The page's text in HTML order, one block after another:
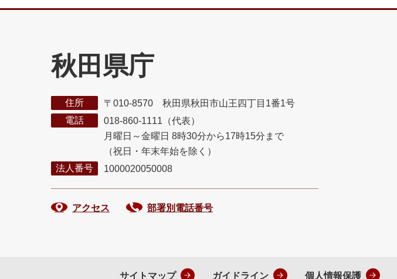
秋田県庁
住所
〒010-8570 秋田県秋田市山王四丁目1番1号
電話
018-860-1111（代表）
月曜日～金曜日 8時30分から17時15分まで
（祝日・年末年始を除く）
法人番号
1000020050008
アクセス 部署別電話番号
サイトマップ ガイドライン 個人情報保護